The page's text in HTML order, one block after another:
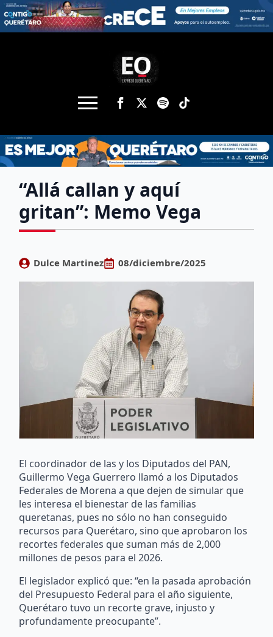
“Allá callan y aquí
gritan”: Memo Vega
Dulce Martinez 08/diciembre/2025
El coordinador de las y los Diputados del PAN,
Guillermo Vega Guerrero llamó a los Diputados
Federales de Morena a que dejen de simular que
les interesa el bienestar de las familias
queretanas, pues no sólo no han conseguido
recursos para Querétaro, sino que aprobaron los
recortes federales que suman más de 2,000
millones de pesos para el 2026.
El legislador explicó que: “en la pasada aprobación
del Presupuesto Federal para el año siguiente,
Querétaro tuvo un recorte grave, injusto y
profundamente preocupante”.